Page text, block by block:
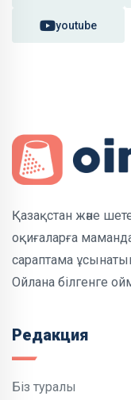
youtube
Қазақстан және
оқиғаларға
сараптама
Ойлана білгенге
Редакция
Біз туралы